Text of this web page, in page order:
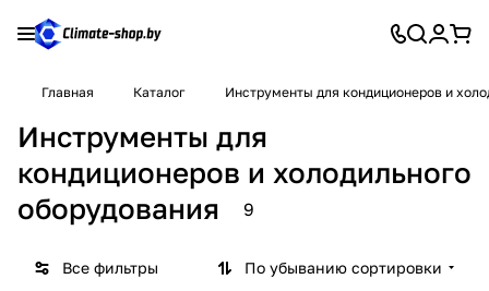
Главная Каталог Инструменты для кондиционеров и
Инструменты для
кондиционеров и холодильного
оборудования
9
Все фильтры По убыванию сортировки